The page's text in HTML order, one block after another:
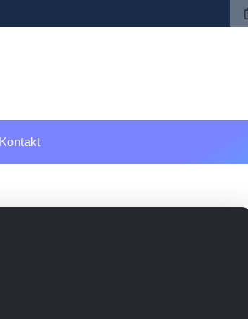
Polskie torebki skórzane – jak wybrać
Kontakt